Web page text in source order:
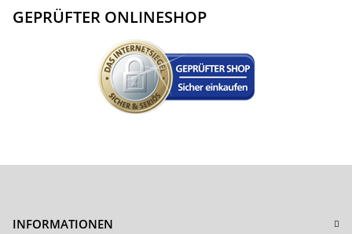
GEPRÜFTER ONLINESHOP
INFORMATIONEN